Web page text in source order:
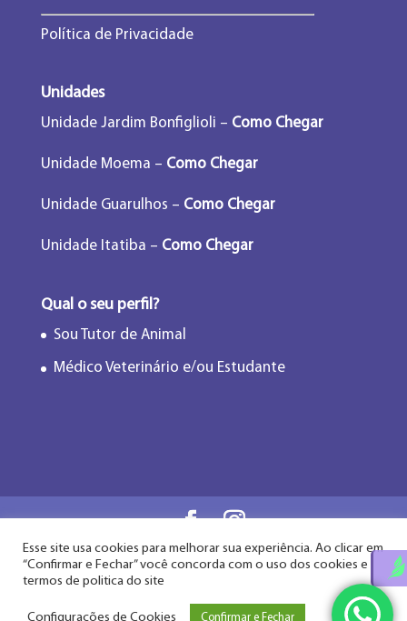
Política de Privacidade
Unidades
Unidade Jardim Bonfiglioli – Como Chegar
Unidade Moema – Como Chegar
Unidade Guarulhos – Como Chegar
Unidade Itatiba – Como Chegar
Qual o seu perfil?
Sou Tutor de Animal
Médico Veterinário e/ou Estudante
Flor de Lótus Acupuntura Veterinária® - Desde
Esse site usa cookies para melhorar sua experiência. Ao clicar em
“Confirmar e Fechar” você concorda com o uso dos cookies e
termos de politica do site
Configurações de Cookies Confirmar e Fechar